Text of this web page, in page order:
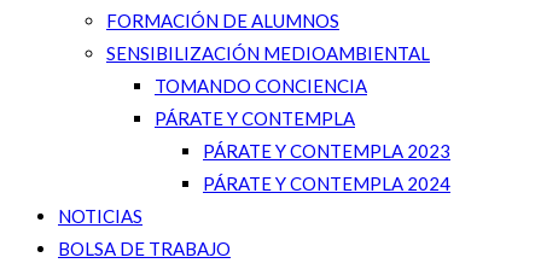
FORMACIÓN DE ALUMNOS
SENSIBILIZACIÓN MEDIOAMBIENTAL
TOMANDO CONCIENCIA
PÁRATE Y CONTEMPLA
PÁRATE Y CONTEMPLA 2023
PÁRATE Y CONTEMPLA 2024
NOTICIAS
BOLSA DE TRABAJO